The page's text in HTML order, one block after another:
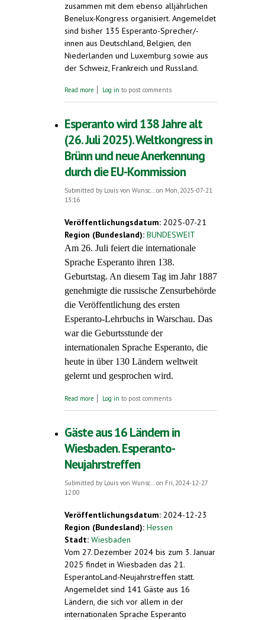
zusammen mit dem ebenso alljährlichen
Benelux-Kongress organisiert. Angemeldet
sind bisher 135 Esperanto-Sprecher/-
innen aus Deutschland, Belgien, den
Niederlanden und Luxemburg sowie aus
der Schweiz, Frankreich und Russland.
Read more about Grenzen überwinden mit Esperanto.
Log in to post comments
Esperanto wird 138 Jahre alt
(26. Juli 2025). Weltkongress in
Brünn und neue Anerkennung
durch die EU-Kommission
Submitted by Louis von Wunsc...on Mon, 2025-07-21
13:16
Veröffentlichungsdatum: 2025-07-21
Region (Bundesland): BUNDESWEIT
Am 26. Juli feiert die internationale
Sprache Esperanto ihren 138.
Geburtstag. An diesem Tag im Jahr 1887
genehmigte die russische Zensurbehörde
die Veröffentlichung des ersten
Esperanto-Lehrbuchs in Warschau. Das
war die Geburtsstunde der
internationalen Sprache Esperanto, die
heute in über 130 Ländern weltweit
gelernt und gesprochen wird.
Read more about Esperanto wird 138 Jahre alt (26. Juli
Log in to post comments
Gäste aus 16 Ländern in
Wiesbaden. Esperanto-
Neujahrstreffen
Submitted by Louis von Wunsc...
on Fri, 2024-12-27
12:00
Veröffentlichungsdatum: 2024-12-23
Region (Bundesland): Hessen
Stadt: Wiesbaden
Vom 27. Dezember 2024 bis zum 3. Januar
2025 findet in Wiesbaden das 21.
EsperantoLand-Neujahrstreffen statt.
Angemeldet sind 141 Gäste aus 16
Ländern, die sich vor allem in der
internationalen Sprache Esperanto